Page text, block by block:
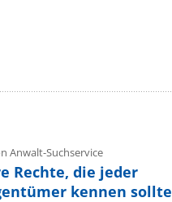
Anwalt-Suchservice
Rechte, die jeder
kennen sollte